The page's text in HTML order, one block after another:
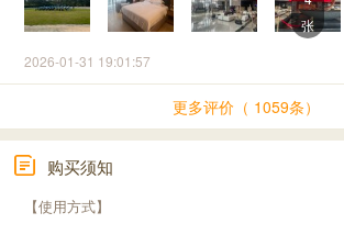
张
2026-01-31 19:01:57
更多评价（ 1059条）
购买须知
【使用方式】